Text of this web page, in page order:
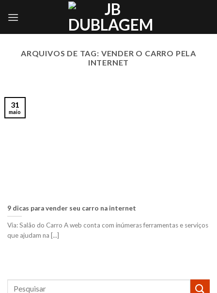
ARQUIVOS DE TAG: VENDER O CARRO PELA
INTERNET
9 dicas para vender seu carro na internet
Via: Salão do Carro A web conta com inúmeras ferramentas e serviços
que ajudam na [...]
31
maio